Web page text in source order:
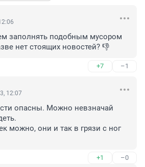
заполнять подобным мусором
нет стоящих новостей? 👎
+7 –1
12:07
опасны. Можно невзначай
можно, они и так в грязи с ног
+1 –0